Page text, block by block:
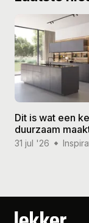
Dit is wat een
duurzaam
31 jul '26